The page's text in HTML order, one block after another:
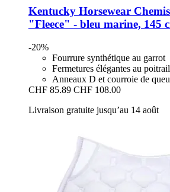
Kentucky Horsewear
"Fleece" -​ bleu marine, 145
-20%
Fourrure synthétique au garrot
Fermetures élégantes au poitrail
Anneaux D et courroie de
CHF 85.89 CHF 108.00
Livraison gratuite jusqu’au 14 août